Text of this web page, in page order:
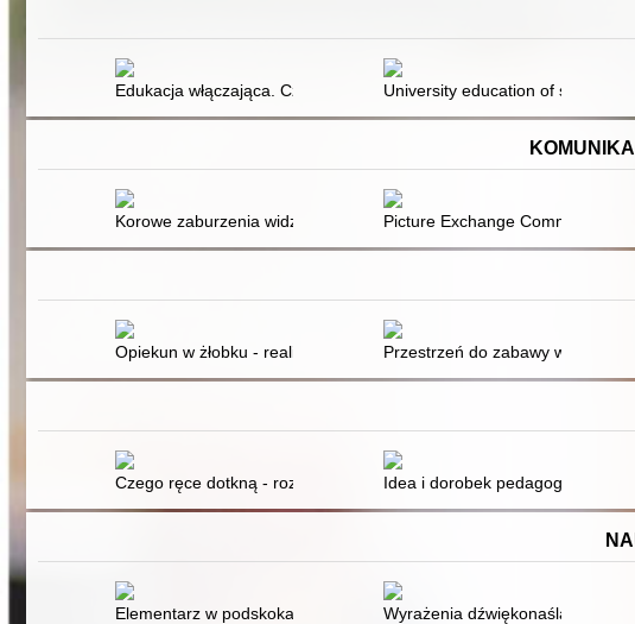
Edukacja włączająca. Cz. 2 University education of students
Korowe zaburzenia widzenia (CVI) a AACPicture Exchange
Opiekun w żłobku - realizacja funkcji opiekuńczej i wychowawczej
Przestrzeń do zabawy w żłobku
Czego ręce dotkną - rozum zapamiętaIdea i dorobek pedagogiczny
Elementarz w podskokach Wyrażenia dźwiękonaśladowcze